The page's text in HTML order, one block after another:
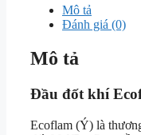
Mô tả
Đánh giá (0)
Mô tả
Đầu đốt khí
Ecoflam (Ý) là